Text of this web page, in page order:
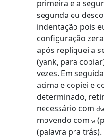
primeira e a
segunda eu
indentação pois
configuração
após repliquei a
(yank, para
vezes. Em
acima e copiei e
determinado,
necessário com dw
movendo com w
(palavra pra trás).